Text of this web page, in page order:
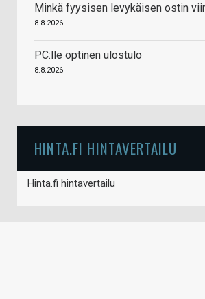
Minkä fyysisen levykäisen ostin
8.8.2026
PC:lle optinen ulostulo
8.8.2026
HINTA.FI HINTAVERTAILU
Hinta.fi hintavertailu